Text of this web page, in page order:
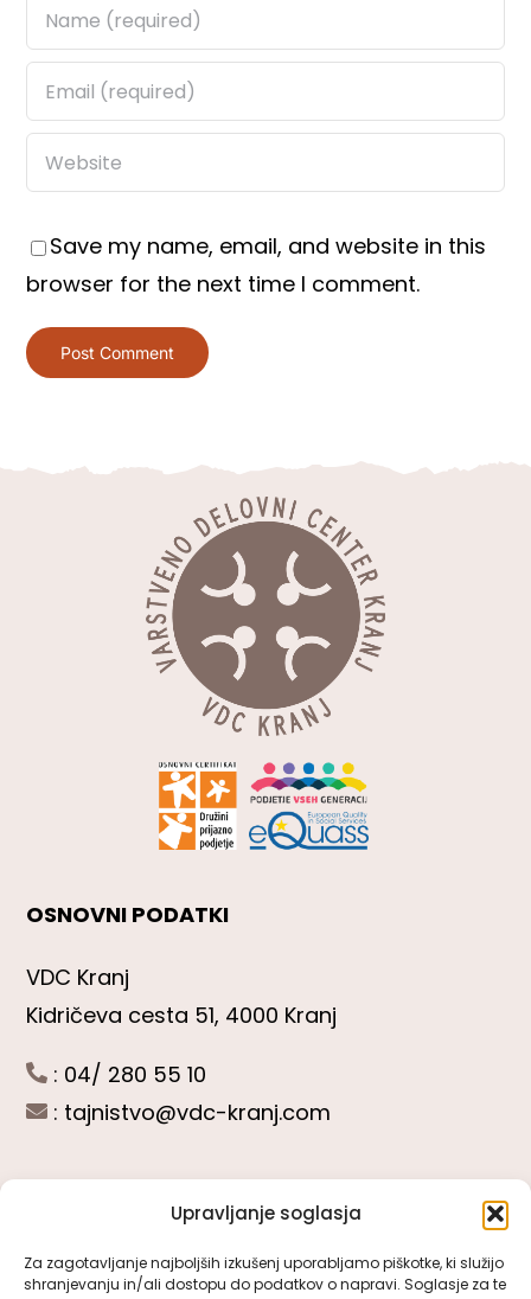
Upravljanje soglasja
Za zagotavljanje najboljših izkušenj uporabljamo piškotke, ki služijo
shranjevanju in/ali dostopu do podatkov o napravi. Soglasje za te
Save my name, email, and website in this
browser for the next time I comment.
OSNOVNI PODATKI
VDC Kranj
Kidričeva cesta 51, 4000 Kranj
: 04/ 280 55 10
: tajnistvo@vdc-kranj.com